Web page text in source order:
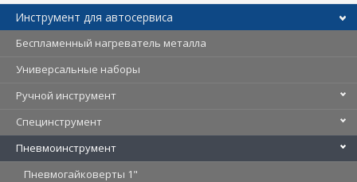
Инструмент для автосервиса
Беспламенный нагреватель металла
Универсальные наборы
Ручной инструмент
Специнструмент
Пневмоинструмент
Пневмогайковерты 1"